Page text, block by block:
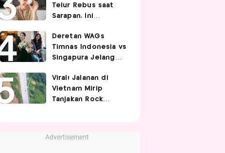
Telur Rebus saat
Sarapan, Ini
Ahli Gizi!
Deretan WAGs
Timnas Indonesia vs
Singapura Jelang
AFF 2026, Siapa
Paling Curi
Perhatian?
Viral! Jalanan di
Vietnam Mirip
Tanjakan Rock
Advertisement